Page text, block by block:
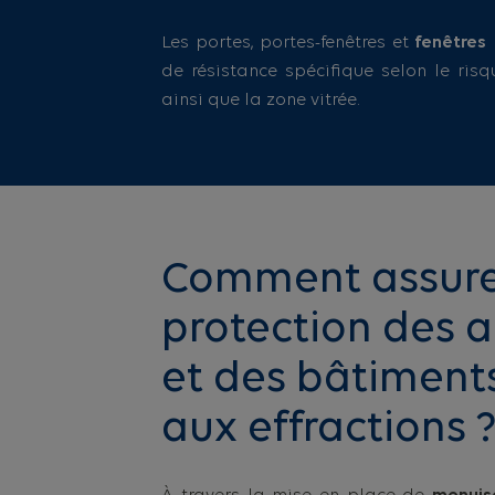
Les portes, portes-fenêtres et fenêtres
de résistance spécifique selon le
ainsi que la zone vitrée.
Comment
protection des
et des
aux effractions